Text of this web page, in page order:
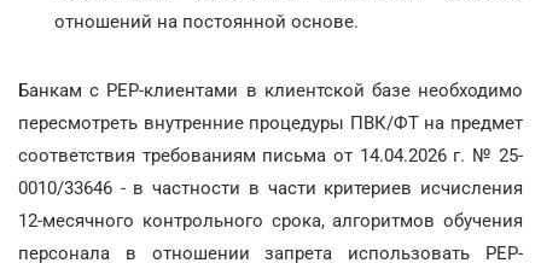
отношений на постоянной основе.
Банкам с PEP-клиентами в клиентской базе необходимо
пересмотреть внутренние процедуры ПВК/ФТ на предмет
соответствия требованиям письма от 14.04.2026 г. № 25-
0010/33646 - в частности в части критериев исчисления
12-месячного контрольного срока, алгоритмов обучения
персонала в отношении запрета использовать PEP-